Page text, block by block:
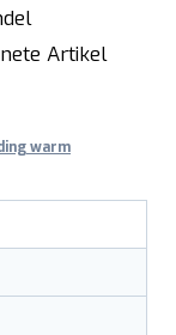
Artikel
warm